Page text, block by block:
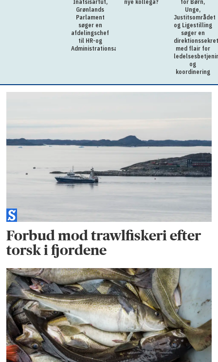
Inatsisartut,
Grønlands
Parlament
søger en
afdelingschef
til HR-og
Administrationsafdelingen
nye kollega?
for Børn,
Unge,
Justitsområdet
og Ligestilling
søger en
med flair for
og
koordinering
Forbud mod trawlfiskeri efter
torsk i fjordene